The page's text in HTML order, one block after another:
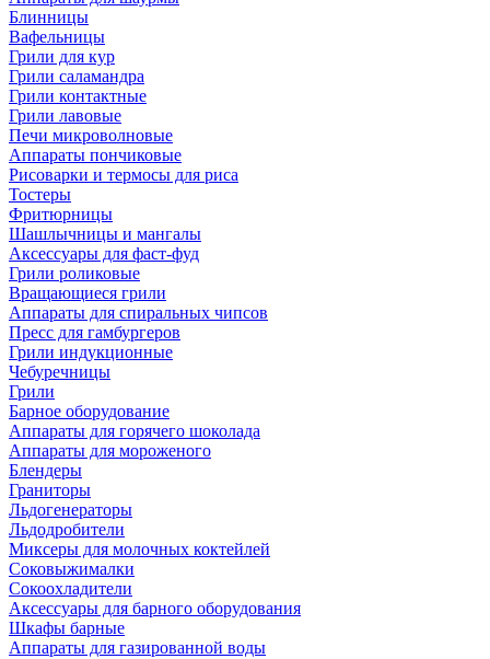
Блинницы
Вафельницы
Грили для кур
Грили саламандра
Грили контактные
Грили лавовые
Печи микроволновые
Аппараты пончиковые
Рисоварки и термосы для риса
Тостеры
Фритюрницы
Шашлычницы и мангалы
Аксессуары для фаст-фуд
Грили роликовые
Вращающиеся грили
Аппараты для спиральных чипсов
Пресс для гамбургеров
Грили индукционные
Чебуречницы
Грили
Барное оборудование
Аппараты для горячего шоколада
Аппараты для мороженого
Блендеры
Граниторы
Льдогенераторы
Льдодробители
Миксеры для молочных коктейлей
Соковыжималки
Сокоохладители
Аксессуары для барного оборудования
Шкафы барные
Аппараты для газированной воды